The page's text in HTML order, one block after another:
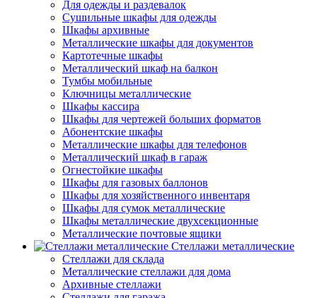
Для одежды и раздевалок
Сушильные шкафы для одежды
Шкафы архивные
Металлические шкафы для документов
Картотечные шкафы
Металлический шкаф на балкон
Тумбы мобильные
Ключницы металлические
Шкафы кассира
Шкафы для чертежей больших форматов
Абонентские шкафы
Металлические шкафы для телефонов
Металлический шкаф в гараж
Огнестойкие шкафы
Шкафы для газовых баллонов
Шкафы для хозяйственного инвентаря
Шкафы для сумок металлические
Шкафы металлические двухсекционные
Металлические почтовые ящики
Стеллажи металлические
Стеллажи для склада
Металлические стеллажи для дома
Архивные стеллажи